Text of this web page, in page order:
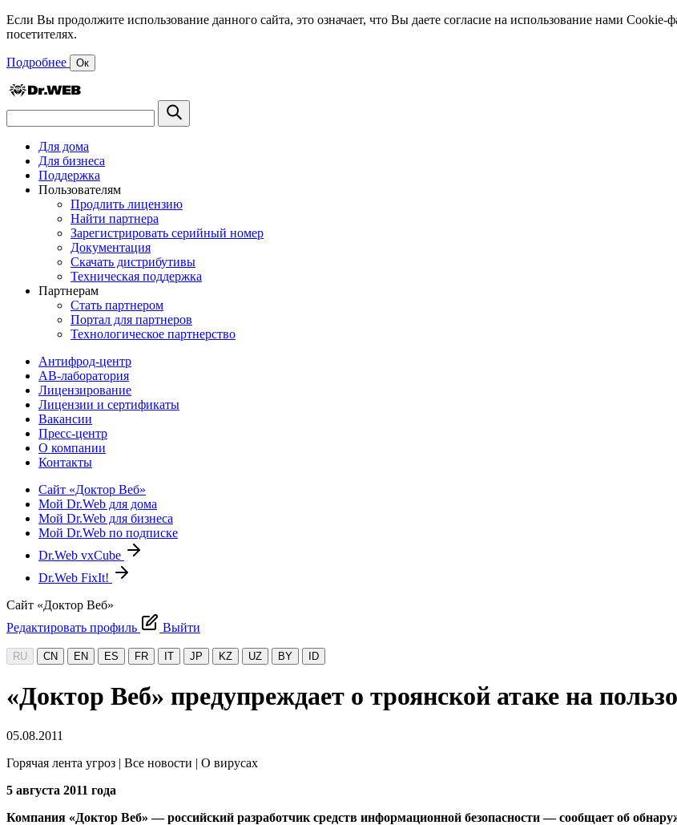
Если Вы продолжите использование данного сайта, это означает, что Вы даете согласие на использование нами
посетителях.
Подробнее Ок
Для дома
Для бизнеса
Поддержка
Пользователям
Продлить лицензию
Найти партнера
Зарегистрировать серийный номер
Документация
Скачать дистрибутивы
Техническая поддержка
Партнерам
Стать партнером
Портал для партнеров
Технологическое партнерство
Антифрод-центр
АВ-лаборатория
Лицензирование
Лицензии и сертификаты
Вакансии
Пресс-центр
О компании
Контакты
Сайт «Доктор Веб»
Мой Dr.Web для дома
Мой Dr.Web для бизнеса
Мой Dr.Web по подписке
Dr.Web vxCube
Dr.Web FixIt!
Сайт «Доктор Веб»
Редактировать профиль
Выйти
RU CN EN ES FR IT JP KZ UZ BY ID
«Доктор Веб» предупреждает о троянской атаке на
05.08.2011
Горячая лента угроз | Все новости | О вирусах
5 августа 2011 года
Компания «Доктор Веб» — российский разработчик средств информационной безопасности — сообщает об